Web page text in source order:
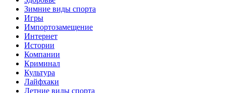
Зимние виды спорта
Игры
Импортозамещение
Интернет
Истории
Компании
Криминал
Культура
Лайфхаки
Летние виды спорта